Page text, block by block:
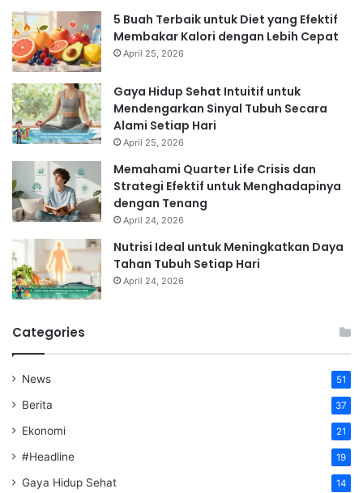
5 Buah Terbaik untuk Diet yang Efektif
Membakar Kalori dengan Lebih Cepat
April 25, 2026
Gaya Hidup Sehat Intuitif untuk
Mendengarkan Sinyal Tubuh Secara
Alami Setiap Hari
April 25, 2026
Memahami Quarter Life Crisis dan
Strategi Efektif untuk Menghadapinya
dengan Tenang
April 24, 2026
Nutrisi Ideal untuk Meningkatkan Daya
Tahan Tubuh Setiap Hari
April 24, 2026
Categories
News 51
Berita 37
Ekonomi 21
#Headline 19
Gaya Hidup Sehat 14